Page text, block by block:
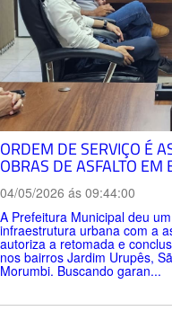
ORDEM DE SERVIÇO É
OBRAS DE ASFALTO EM
04/05/2026 ás 09:44:00
A Prefeitura Municipal deu
infraestrutura urbana com a
autoriza a retomada e
nos bairros Jardim Urupês,
Morumbi. Buscando garan...